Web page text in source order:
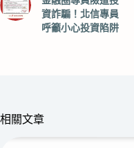
資詐騙！北信專員
呼籲小心投資陷阱
相關文章